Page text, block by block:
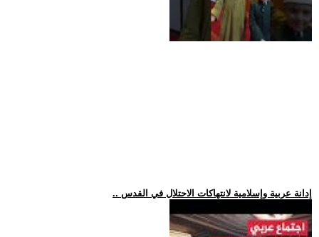
.. إدانة عربية وإسلامية لانتهاكات الاحتلال في القدس